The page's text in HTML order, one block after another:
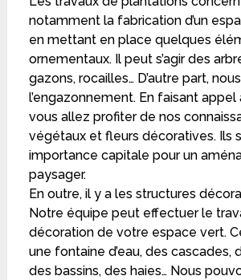
notamment la fabrication d’un
en mettant en place quelques
ornementaux. Il peut s’agir des
gazons, rocailles… D’autre part,
l’engazonnement. En faisant appel
vous allez profiter de nos
végétaux et fleurs décoratives. Ils
importance capitale pour un
paysager.
En outre, il y a les structures
Notre équipe peut effectuer le
décoration de votre espace vert.
une fontaine d’eau, des cascades,
des bassins, des haies… Nous